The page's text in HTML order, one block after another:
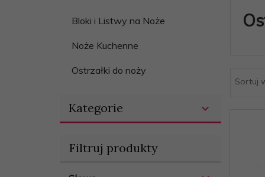
Bloki i Listwy na Noże
Noże Kuchenne
Ostrzałki do noży
Kategorie
Filtruj produkty
Sortuj